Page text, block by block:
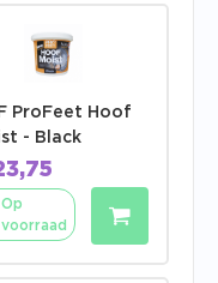
ProFeet Hoof
- Black
Op
voorraad